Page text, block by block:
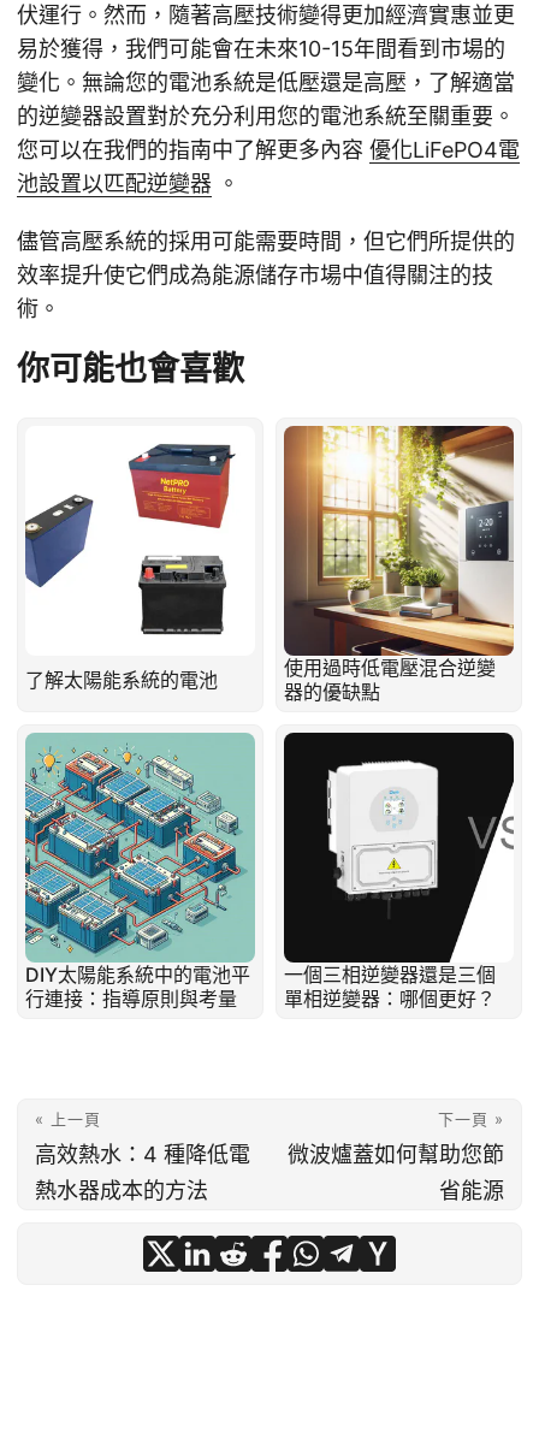
伏運行。然而，隨著高壓技術變得更加經濟實惠並更
易於獲得，我們可能會在未來10-15年間看到市場的
變化。無論您的電池系統是低壓還是高壓，了解適當
的逆變器設置對於充分利用您的電池系統至關重要。
您可以在我們的指南中了解更多內容 優化LiFePO4電
池設置以匹配逆變器 。
儘管高壓系統的採用可能需要時間，但它們所提供的
效率提升使它們成為能源儲存市場中值得關注的技
術。
你可能也會喜歡
了解太陽能系統的電池
使用過時低電壓混合逆變
器的優缺點
DIY太陽能系統中的電池平
行連接：指導原則與考量
一個三相逆變器還是三個
單相逆變器：哪個更好？
« 上一頁
高效熱水：4 種降低電
熱水器成本的方法
下一頁 »
微波爐蓋如何幫助您節
省能源